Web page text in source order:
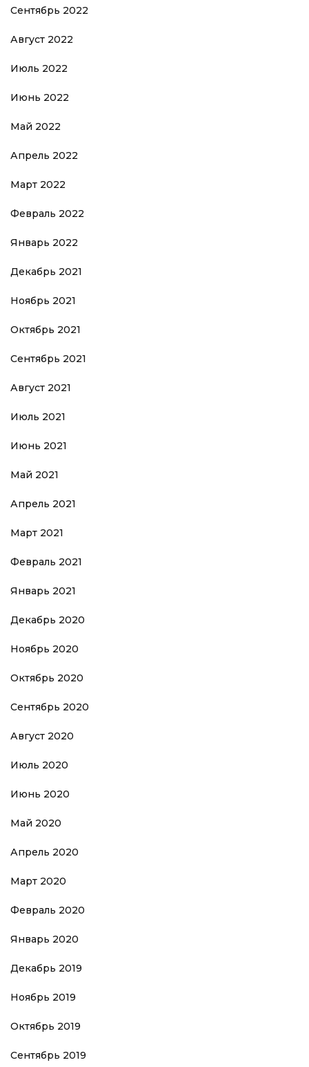
Сентябрь 2022
Август 2022
Июль 2022
Июнь 2022
Май 2022
Апрель 2022
Март 2022
Февраль 2022
Январь 2022
Декабрь 2021
Ноябрь 2021
Октябрь 2021
Сентябрь 2021
Август 2021
Июль 2021
Июнь 2021
Май 2021
Апрель 2021
Март 2021
Февраль 2021
Январь 2021
Декабрь 2020
Ноябрь 2020
Октябрь 2020
Сентябрь 2020
Август 2020
Июль 2020
Июнь 2020
Май 2020
Апрель 2020
Март 2020
Февраль 2020
Январь 2020
Декабрь 2019
Ноябрь 2019
Октябрь 2019
Сентябрь 2019